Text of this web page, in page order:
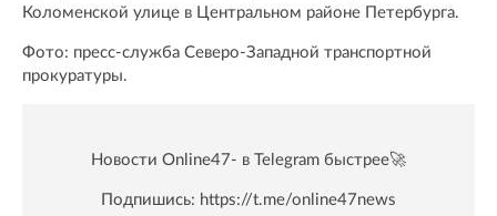
Коломенской улице в Центральном районе Петербурга.
Фото: пресс-служба Северо-Западной транспортной
прокуратуры.
Новости Online47- в Telegram быстрее🚀
Подпишись: https://t.me/online47news